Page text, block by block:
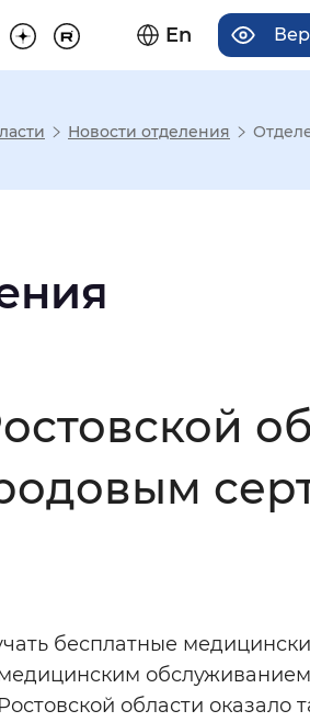
En
Увеличенный
Остановить
Новости отделения
бесплатные
области оказало